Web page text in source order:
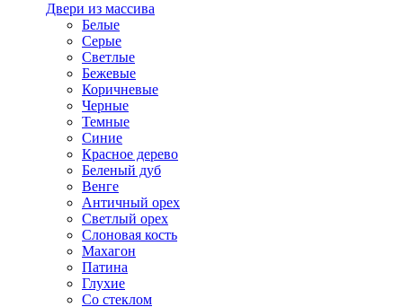
Двери из массива
Белые
Серые
Светлые
Бежевые
Коричневые
Черные
Темные
Синие
Красное дерево
Беленый дуб
Венге
Античный орех
Светлый орех
Слоновая кость
Махагон
Патина
Глухие
Со стеклом